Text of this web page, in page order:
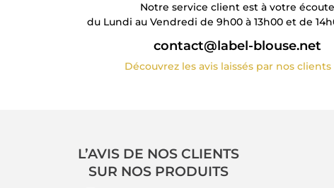
Notre service client est à votre écoute
du Lundi au Vendredi de 9h00 à 13h00 et de
contact@label-blouse.net
Découvrez les avis laissés par nos clients
L’AVIS DE NOS CLIENTS
SUR NOS PRODUITS